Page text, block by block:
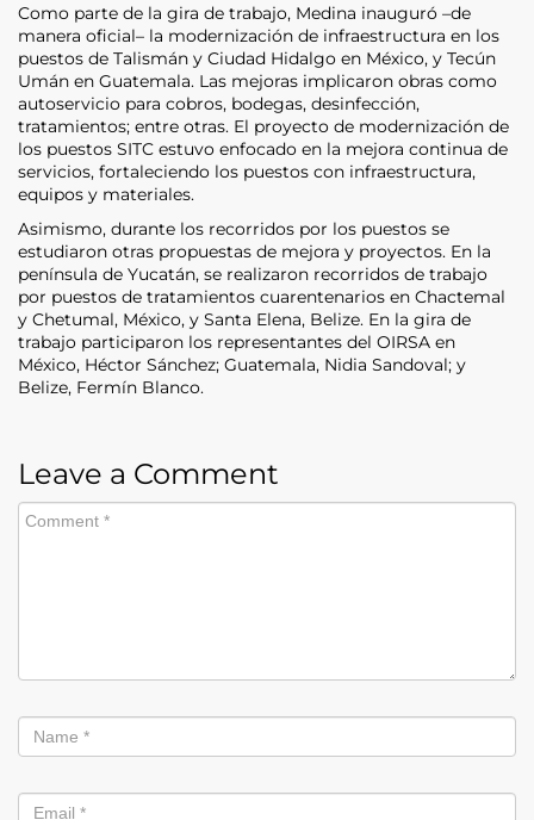
Como parte de la gira de trabajo, Medina inauguró –de
manera oficial– la modernización de infraestructura en los
puestos de Talismán y Ciudad Hidalgo en México, y Tecún
Umán en Guatemala. Las mejoras implicaron obras como
autoservicio para cobros, bodegas, desinfección,
tratamientos; entre otras. El proyecto de modernización de
los puestos SITC estuvo enfocado en la mejora continua de
servicios, fortaleciendo los puestos con infraestructura,
equipos y materiales.
Asimismo, durante los recorridos por los puestos se
estudiaron otras propuestas de mejora y proyectos. En la
península de Yucatán, se realizaron recorridos de trabajo
por puestos de tratamientos cuarentenarios en Chactemal
y Chetumal, México, y Santa Elena, Belize. En la gira de
trabajo participaron los representantes del OIRSA en
México, Héctor Sánchez; Guatemala, Nidia Sandoval; y
Belize, Fermín Blanco.
Leave a Comment